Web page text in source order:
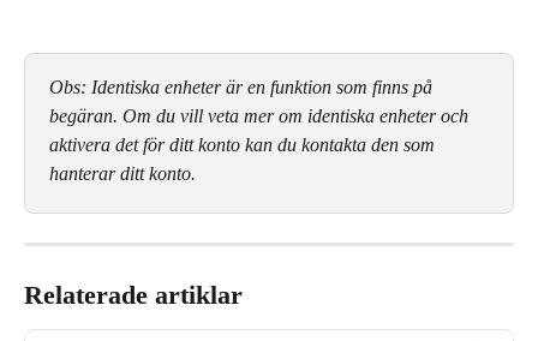
Obs: Identiska enheter är en funktion som finns på
begäran. Om du vill veta mer om identiska enheter och
aktivera det för ditt konto kan du kontakta den som
hanterar ditt konto.
Relaterade artiklar